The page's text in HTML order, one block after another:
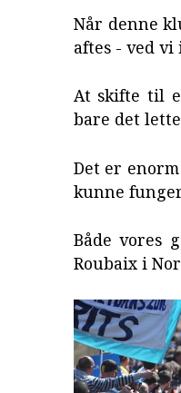
Når denne
aftes - ved
At skifte til
bare det
Det er
kunne
Både vores
Roubaix i